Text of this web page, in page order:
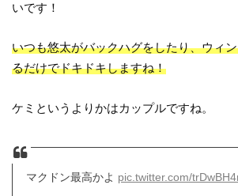
いです！
いつも悠太がバックハグをしたり、ウィ
るだけでドキドキしますね！
ケミというよりかはカップルですね。
マクドン最高かよ pic.twitter.com/